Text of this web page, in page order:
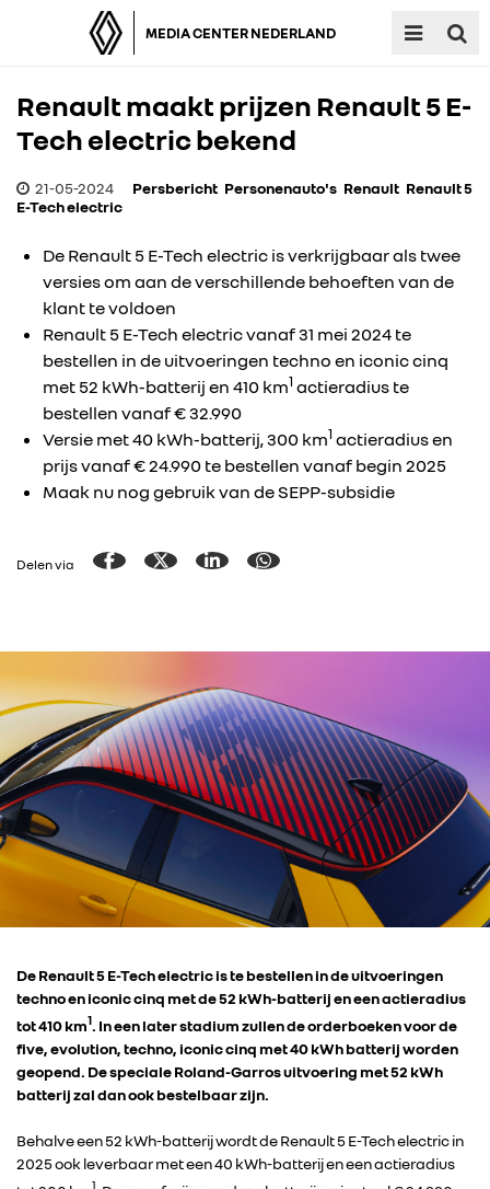
MEDIA CENTER NEDERLAND
Renault maakt prijzen Renault 5 E-
Tech electric bekend
21-05-2024 Persbericht Personenauto's Renault Renault 5
E-Tech electric
De Renault 5 E-Tech electric is verkrijgbaar als twee
versies om aan de verschillende behoeften van de
klant te voldoen
Renault 5 E-Tech electric vanaf 31 mei 2024 te
bestellen in de uitvoeringen techno en iconic cinq
met 52 kWh-batterij en 410 km1 actieradius te
bestellen vanaf € 32.990
Versie met 40 kWh-batterij, 300 km1 actieradius en
prijs vanaf € 24.990 te bestellen vanaf begin 2025
Maak nu nog gebruik van de SEPP-subsidie
Delen via
De Renault 5 E-Tech electric is te bestellen in de uitvoeringen
techno en iconic cinq met de 52 kWh-batterij en een actieradius
tot 410 km1. In een later stadium zullen de orderboeken voor de
five, evolution, techno, iconic cinq met 40 kWh batterij worden
geopend. De speciale Roland-Garros uitvoering met 52 kWh
batterij zal dan ook bestelbaar zijn.
Behalve een 52 kWh-batterij wordt de Renault 5 E-Tech electric in
2025 ook leverbaar met een 40 kWh-batterij en een actieradius
1